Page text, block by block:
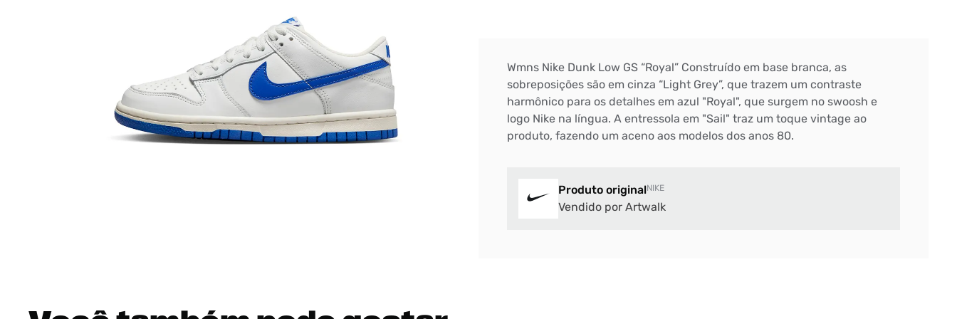
Wmns Nike Dunk Low GS “Royal” Construído em base branca, as
sobreposições são em cinza “Light Grey”, que trazem um contraste
harmônico para os detalhes em azul "Royal", que surgem no swoosh e
logo Nike na língua. A entressola em "Sail" traz um toque vintage ao
produto, fazendo um aceno aos modelos dos anos 80.
Produto originalNIKE
Vendido por Artwalk